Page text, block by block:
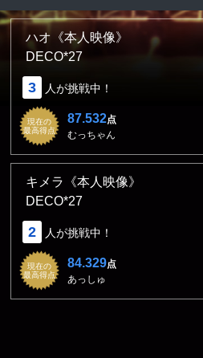
ハオ《本人映像》
DECO*27
3 人が挑戦中！
現在の
最高得点
87.532点
むっちゃん
キメラ《本人映像》
DECO*27
2 人が挑戦中！
現在の
最高得点
84.329点
あっしゅ